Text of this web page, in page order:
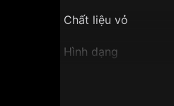
Chất liệu vỏ
Hình dạng